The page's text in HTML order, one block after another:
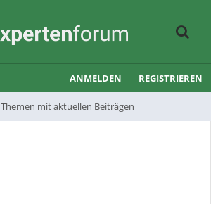
Themen mit aktuellen Beiträgen
ANMELDEN REGISTRIEREN